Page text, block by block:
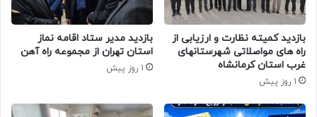
بازدید کمیته نظارت و ارزیابی از
راه های مواصلاتی شهرستانهای
غرب استان کرمانشاه
1 روز پیش
بازدید مدیر ستاد اقامه نماز
استان تهران از مجموعه راه آهن
1 روز پیش